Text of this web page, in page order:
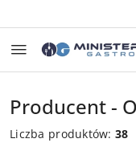
Producent -
Liczba produktów:38